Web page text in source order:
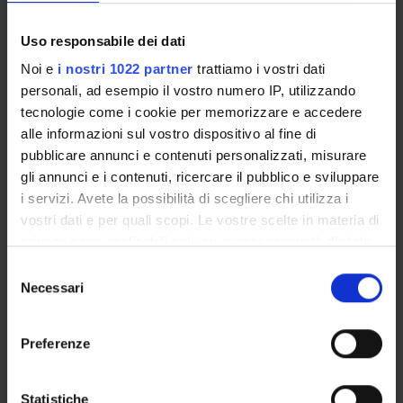
Uso responsabile dei dati
Noi e i nostri 1022 partner trattiamo i vostri dati
personali, ad esempio il vostro numero IP, utilizzando
tecnologie come i cookie per memorizzare e accedere
alle informazioni sul vostro dispositivo al fine di
pubblicare annunci e contenuti personalizzati, misurare
gli annunci e i contenuti, ricercare il pubblico e sviluppare
i servizi. Avete la possibilità di scegliere chi utilizza i
vostri dati e per quali scopi. Le vostre scelte in materia di
modificare o revocare il proprio consenso in qualsiasi
momento dalla Dichiarazione sui cookie o facendo clic
raccogliere informazioni sulla tua posizione
delNecessari
Preferenze
Statistiche
ORGANISATION
GOVERNANCE
DEPARTMENT ADMINISTRATION OFFICES
LIBRARIES
SPIN OFF E AZIENDE